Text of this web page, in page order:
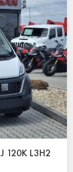
120K L3H2